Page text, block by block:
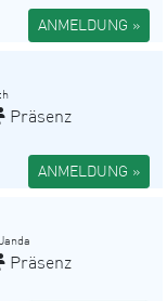
ANMELDUNG »
Präsenz
ANMELDUNG »
Präsenz